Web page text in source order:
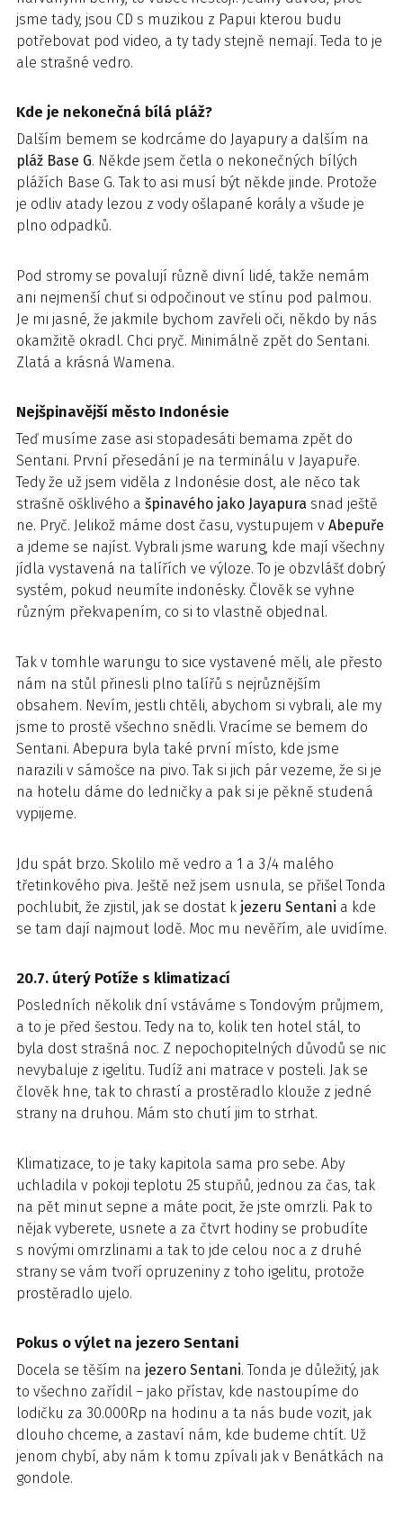
jsme tady, jsou CD s muzikou z Papui kterou budu
potřebovat pod video, a ty tady stejně nemají. Teda to je
ale strašné vedro.
Kde je nekonečná bílá pláž?
Dalším bemem se kodrcáme do Jayapury a dalším na
pláž Base G. Někde jsem četla o nekonečných bílých
plážích Base G. Tak to asi musí být někde jinde. Protože
je odliv atady lezou z vody ošlapané korály a všude je
plno odpadků.
Pod stromy se povalují různě divní lidé, takže nemám
ani nejmenší chuť si odpočinout ve stínu pod palmou.
Je mi jasné, že jakmile bychom zavřeli oči, někdo by nás
okamžitě okradl. Chci pryč. Minimálně zpět do Sentani.
Zlatá a krásná Wamena.
Nejšpinavější město Indonésie
Teď musíme zase asi stopadesáti bemama zpět do
Sentani. První přesedání je na terminálu v Jayapuře.
Tedy že už jsem viděla z Indonésie dost, ale něco tak
strašně ošklivého a špinavého jako Jayapura snad ještě
ne. Pryč. Jelikož máme dost času, vystupujem v Abepuře
a jdeme se najíst. Vybrali jsme warung, kde mají všechny
jídla vystavená na talířích ve výloze. To je obzvlášť dobrý
systém, pokud neumíte indonésky. Člověk se vyhne
různým překvapením, co si to vlastně objednal.
Tak v tomhle warungu to sice vystavené měli, ale přesto
nám na stůl přinesli plno talířů s nejrůznějším
obsahem. Nevím, jestli chtěli, abychom si vybrali, ale my
jsme to prostě všechno snědli. Vracíme se bemem do
Sentani. Abepura byla také první místo, kde jsme
narazili v sámošce na pivo. Tak si jich pár vezeme, že si je
na hotelu dáme do ledničky a pak si je pěkně studená
vypijeme.
Jdu spát brzo. Skolilo mě vedro a 1 a 3/4 malého
třetinkového piva. Ještě než jsem usnula, se přišel Tonda
pochlubit, že zjistil, jak se dostat k jezeru Sentani a kde
se tam dají najmout lodě. Moc mu nevěřím, ale uvidíme.
20.7. úterý Potíže s klimatizací
Posledních několik dní vstáváme s Tondovým průjmem,
a to je před šestou. Tedy na to, kolik ten hotel stál, to
byla dost strašná noc. Z nepochopitelných důvodů se nic
nevybaluje z igelitu. Tudíž ani matrace v posteli. Jak se
člověk hne, tak to chrastí a prostěradlo klouže z jedné
strany na druhou. Mám sto chutí jim to strhat.
Klimatizace, to je taky kapitola sama pro sebe. Aby
uchladila v pokoji teplotu 25 stupňů, jednou za čas, tak
na pět minut sepne a máte pocit, že jste omrzli. Pak to
nějak vyberete, usnete a za čtvrt hodiny se probudíte
s novými omrzlinami a tak to jde celou noc a z druhé
strany se vám tvoří opruzeniny z toho igelitu, protože
prostěradlo ujelo.
Pokus o výlet na jezero Sentani
Docela se těším na jezero Sentani. Tonda je důležitý, jak
to všechno zařídil – jako přístav, kde nastoupíme do
lodičku za 30.000Rp na hodinu a ta nás bude vozit, jak
dlouho chceme, a zastaví nám, kde budeme chtít. Už
jenom chybí, aby nám k tomu zpívali jak v Benátkách na
gondole.